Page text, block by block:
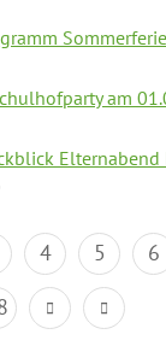
am
Elternabend
4 5 6